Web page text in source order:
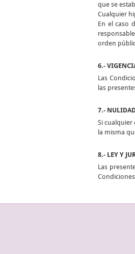
que se
Cualquier
En el caso
orden
6.-
Las
las
7.-
Si cualquier
la misma
8.- LEY Y
Las